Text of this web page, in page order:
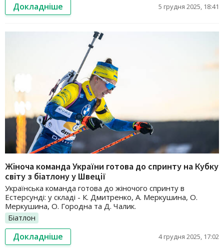
Докладніше 5 грудня 2025, 18:41
Жіноча команда України готова до спринту на Кубку
світу з біатлону у Швеції
Українська команда готова до жіночого спринту в
Естерсунді: у складі - К. Дмитренко, А. Меркушина, О.
Меркушина, О. Городна та Д. Чалик.
Біатлон
Докладніше 4 грудня 2025, 17:02